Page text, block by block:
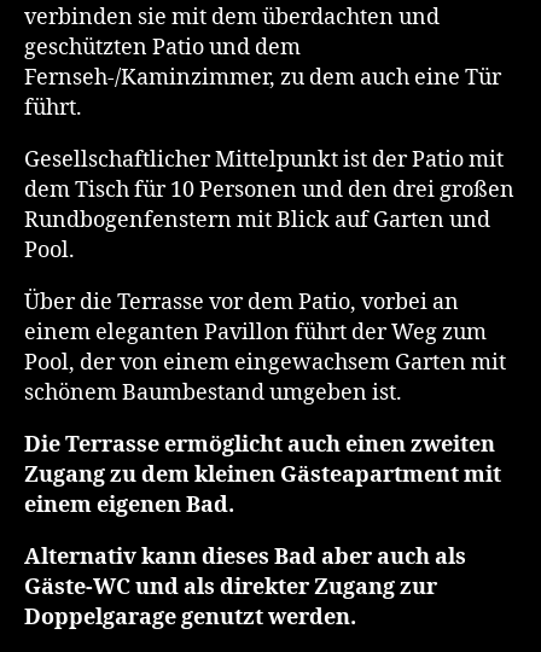
verbinden sie mit dem überdachten und
geschützten Patio und dem
Fernseh-/Kaminzimmer, zu dem auch eine Tür
führt.
Gesellschaftlicher Mittelpunkt ist der Patio mit
dem Tisch für 10 Personen und den drei großen
Rundbogenfenstern mit Blick auf Garten und
Pool.
Über die Terrasse vor dem Patio, vorbei an
einem eleganten Pavillon führt der Weg zum
Pool, der von einem eingewachsem Garten mit
schönem Baumbestand umgeben ist.
Die Terrasse ermöglicht auch einen zweiten
Zugang zu dem kleinen Gästeapartment mit
einem eigenen Bad.
Alternativ kann dieses Bad aber auch als
Gäste-WC und als direkter Zugang zur
Doppelgarage genutzt werden.